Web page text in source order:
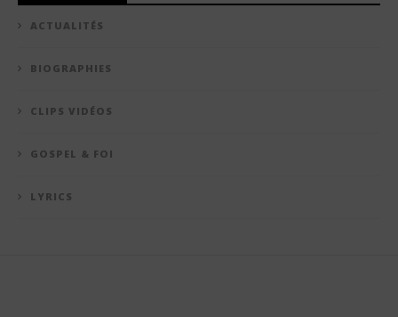
ACTUALITÉS
BIOGRAPHIES
CLIPS VIDÉOS
GOSPEL & FOI
LYRICS